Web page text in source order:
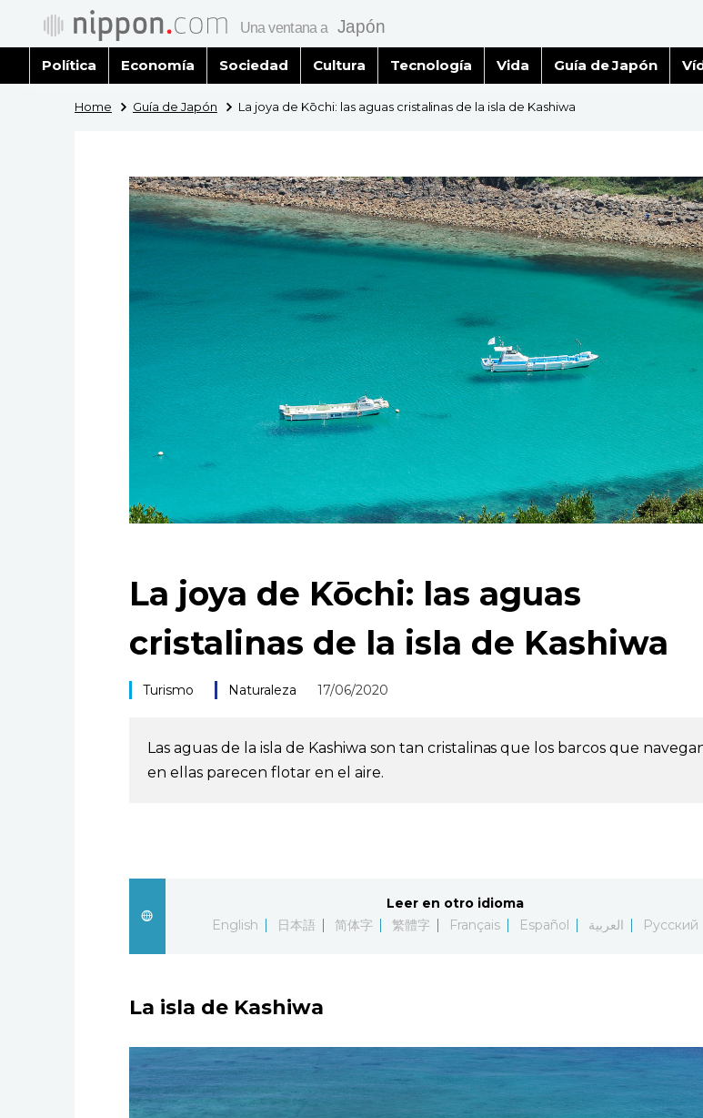
Política Economía Sociedad Cultura Tecnología Vida Guía de Japón
Home Guía de Japón La joya de Kōchi: las aguas cristalinas de la isla de Kashiwa
La joya de Kōchi: las aguas
cristalinas de la isla de Kashiwa
Turismo Naturaleza 17/06/2020
Las aguas de la isla de Kashiwa son tan cristalinas que los barcos que
en ellas parecen flotar en el aire.
Leer en otro idioma
English
日本語 简体字 繁體字 Français Español العربية Русский
La isla de Kashiwa